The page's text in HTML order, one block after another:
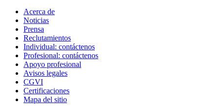
Acerca de
Noticias
Prensa
Reclutamientos
Individual: contáctenos
Profesional: contáctenos
Apoyo profesional
Avisos legales
CGVI
Certificaciones
Mapa del sitio